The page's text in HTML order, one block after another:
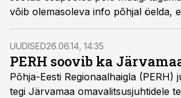
võib olemasoleva info põhjal öelda,
poolteist aastat tagasi toimunud üle-
streik. See on ka põhjus, miks Tartu
esindajaid pole Võrus eriti näha
on oluline mitte niivõrd kliinikumile
kirjutab Võrumaa Teataja.
UUDISED26.06.14, 14:35
PERH soovib ka
Põhja-Eesti Regionaalhaigla (PERH)
tegi Järvamaa omavalitsusjuhtidele